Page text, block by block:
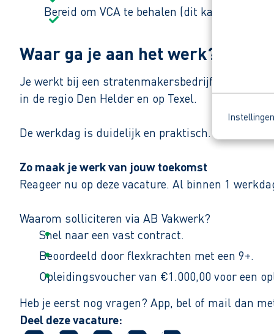
Instellingen
Bereid om VCA te behalen (dit kan gratis via
Waar ga je aan het werk?
Je werkt bij een stratenmakersbedrijf dat actief
in de regio Den Helder en op Texel.
De werkdag is duidelijk en praktisch. “Samen
Zo maak je werk van jouw toekomst
Reageer nu op deze vacature. Al binnen 1
Waarom solliciteren via AB Vakwerk?
Snel naar een vast contract.
Beoordeeld door flexkrachten met een 9+.
Opleidingsvoucher van €1.000,00 voor een
Heb je eerst nog vragen? App, bel of mail dan
Deel deze vacature: